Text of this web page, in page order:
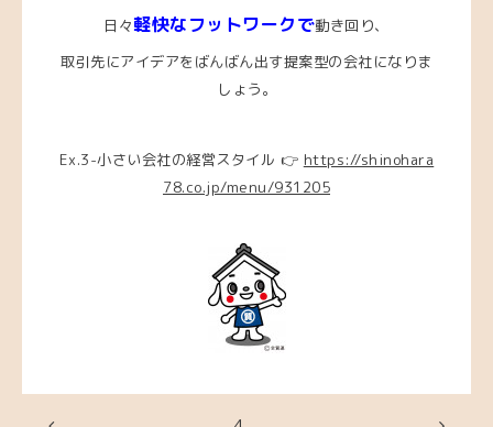
日々軽快なフットワークで動き回り、
取引先にアイデアをばんばん出す提案型の会社になりま
しょう。
Ex.3-小さい会社の経営スタイル 👉 https://shinohara
78.co.jp/menu/931205